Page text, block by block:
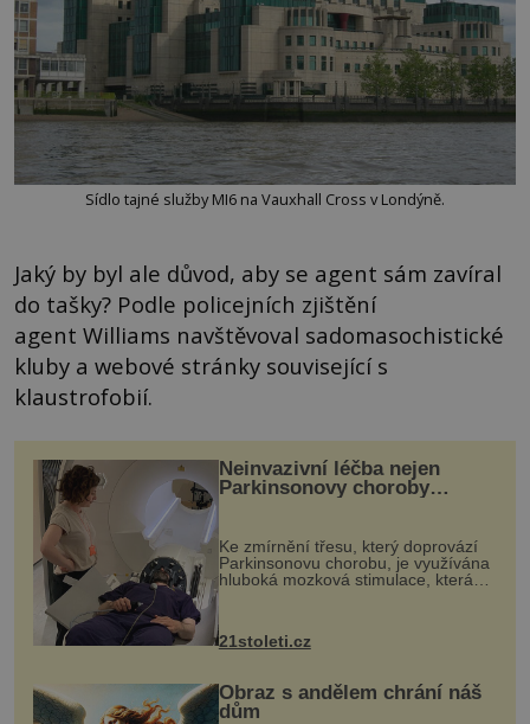
Sídlo tajné služby MI6 na Vauxhall Cross v Londýně.
Jaký by byl ale důvod, aby se agent sám zavíral
do tašky? Podle policejních zjištění
agent Williams navštěvoval sadomasochistické
kluby a webové stránky související s
klaustrofobií.
Neinvazivní léčba nejen
Parkinsonovy choroby
Ke zmírnění třesu, který doprovází
Parkinsonovu chorobu, je využívána
hluboká mozková stimulace, která
však vyžaduje vysoce invazivní
k dostatečně přesnému zacílení ...
21stoleti.cz
Obraz s andělem chrání náš
dům